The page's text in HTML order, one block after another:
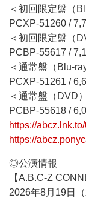
＜初回限定盤（
PCXP-51260 /
＜初回限定盤（
PCBP-55617 /
＜通常盤（Blu-
PCXP-51261 /
＜通常盤（DVD
PCBP-55618 /
https://
https://
◎公演情報
【A.B.C-Z
2026年8月19日